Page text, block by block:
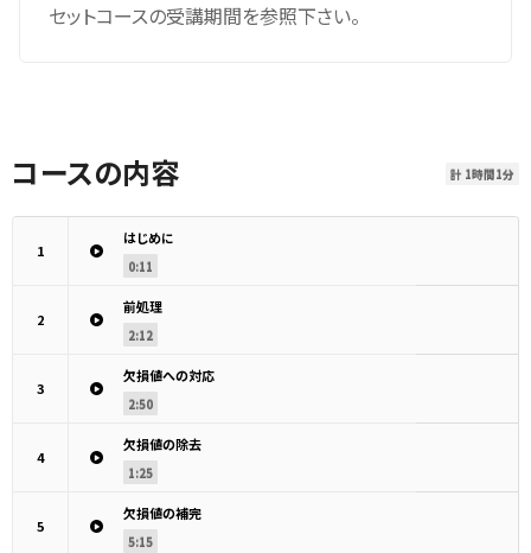
セットコースの受講期間を参照下さい。
コースの内容 計 1時間1分
1
はじめに
0:11
2
前処理
2:12
3
欠損値への対応
2:50
4
欠損値の除去
1:25
5
欠損値の補完
5:15